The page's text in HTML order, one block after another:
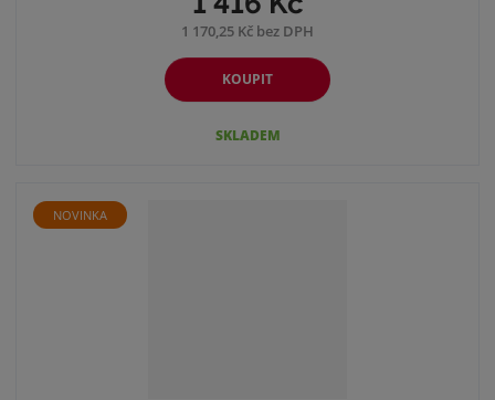
1 170,25 Kč bez DPH
KOUPIT
SKLADEM
NOVINKA